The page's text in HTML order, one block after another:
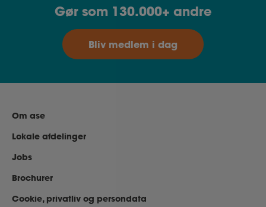
Gør som 130.000+ andre
Bliv medlem i dag
Om ase
Lokale afdelinger
Jobs
Brochurer
Cookie, privatliv og persondata